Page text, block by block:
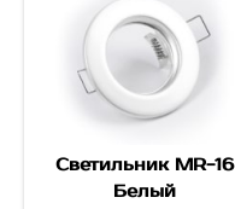
Светильник MR-16
Белый